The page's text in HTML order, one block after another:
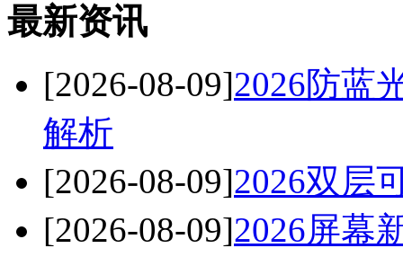
最新资讯
[2026-08-09]2026防蓝
解析
[2026-08-09]2026双层
[2026-08-09]2026屏幕